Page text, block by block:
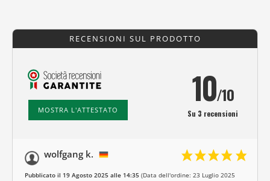
RECENSIONI SUL PRODOTTO
MOSTRA L'ATTESTATO
10/10
Su 3 recensioni
wolfgang k.
Pubblicato il 19 Agosto 2025 alle 14:35 (Data dell'ordine: 23 Luglio 2025